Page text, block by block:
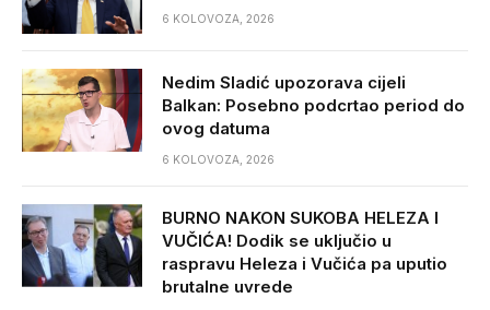
6 KOLOVOZA, 2026
Nedim Sladić upozorava cijeli
Balkan: Posebno podcrtao period do
ovog datuma
6 KOLOVOZA, 2026
BURNO NAKON SUKOBA HELEZA I
VUČIĆA! Dodik se uključio u
raspravu Heleza i Vučića pa uputio
brutalne uvrede